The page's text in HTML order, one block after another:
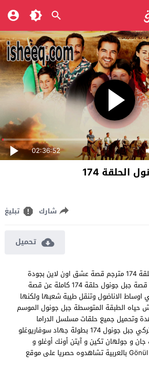
02:36:52
174
شارك تبليغ
تحميل
مسلسل جبل جونول الحلقة 174 مترجم قصة عشق اون لاين بجودة
عالية النقاء تدور احداث قصة جبل جونول حلقة 174 كاملة عن قصة
الاناضول وتنقل طيبة شعبها ولكنها
حياه الطبقة المتوسطة جبل جونول الموسم
174 مشاهدة وتحميل جميع حلقات مسلسل الدراما
والكوميديا والعائلي التركي جبل جونول 174 بطولة جهاد سوفاريوغلو
جان و جولهان تكين و آيتن أونك أوغلو و
سيركان يلماز Gönül Dağı 174 بالعربية تشاهدوه حصريا على موقع